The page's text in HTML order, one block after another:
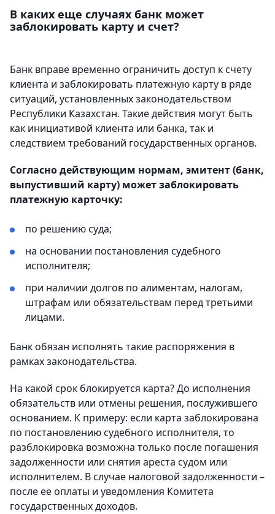
В каких еще случаях банк может
заблокировать карту и счет?
Банк вправе временно ограничить доступ к счету
клиента и заблокировать платежную карту в ряде
ситуаций, установленных законодательством
Республики Казахстан. Такие действия могут быть
как инициативой клиента или банка, так и
следствием требований государственных органов.
Согласно действующим нормам, эмитент (банк,
выпустивший карту) может заблокировать
платежную карточку:
по решению суда;
на основании постановления судебного
исполнителя;
при наличии долгов по алиментам, налогам,
штрафам или обязательствам перед третьими
лицами.
Банк обязан исполнять такие распоряжения в
рамках законодательства.
На какой срок блокируется карта? До исполнения
обязательств или отмены решения, послужившего
основанием. К примеру: если карта заблокирована
по постановлению судебного исполнителя, то
разблокировка возможна только после погашения
задолженности или снятия ареста судом или
исполнителем. В случае налоговой задолженности –
после ее оплаты и уведомления Комитета
государственных доходов.